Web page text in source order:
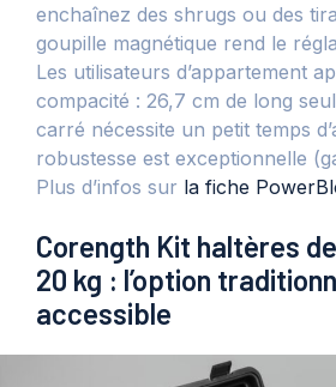
enchaînez des shrugs ou des
goupille magnétique rend le
Les utilisateurs d’appartement
compacité : 26,7 cm de long
carré nécessite un petit temps
robustesse est exceptionnelle
Plus d’infos sur la fiche
Corength Kit haltères
20 kg : l’option
accessible